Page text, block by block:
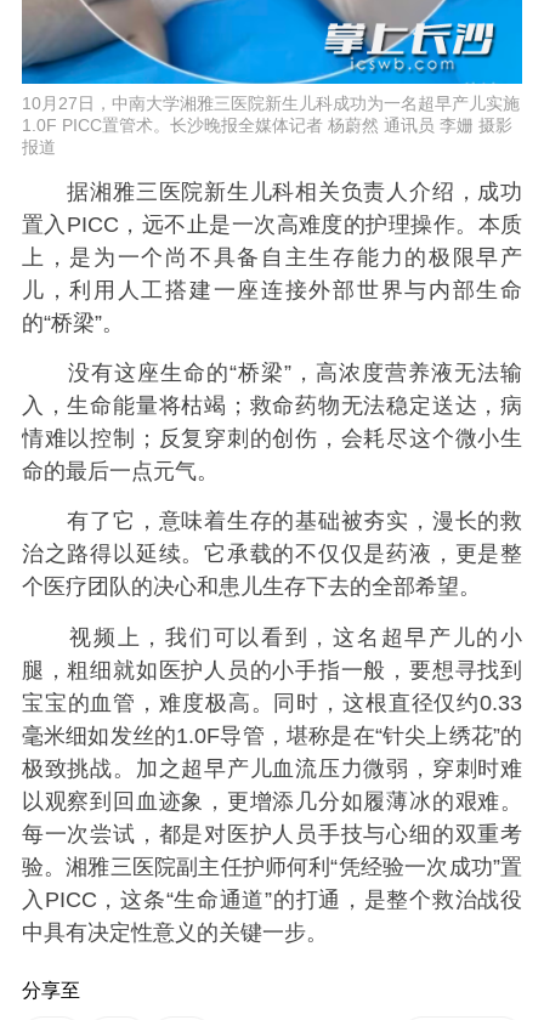
10月27日，中南大学湘雅三医院新生儿科成功为一名超早产儿实施
1.0F PICC置管术。长沙晚报全媒体记者 杨蔚然 通讯员 李姗 摄影
报道
据湘雅三医院新生儿科相关负责人介绍，成功
置入PICC，远不止是一次高难度的护理操作。本质
上，是为一个尚不具备自主生存能力的极限早产
儿，利用人工搭建一座连接外部世界与内部生命
的“桥梁”。
没有这座生命的“桥梁”，高浓度营养液无法输
入，生命能量将枯竭；救命药物无法稳定送达，病
情难以控制；反复穿刺的创伤，会耗尽这个微小生
命的最后一点元气。
有了它，意味着生存的基础被夯实，漫长的救
治之路得以延续。它承载的不仅仅是药液，更是整
个医疗团队的决心和患儿生存下去的全部希望。
视频上，我们可以看到，这名超早产儿的小
腿，粗细就如医护人员的小手指一般，要想寻找到
宝宝的血管，难度极高。同时，这根直径仅约0.33
毫米细如发丝的1.0F导管，堪称是在“针尖上绣花”的
极致挑战。加之超早产儿血流压力微弱，穿刺时难
以观察到回血迹象，更增添几分如履薄冰的艰难。
每一次尝试，都是对医护人员手技与心细的双重考
验。湘雅三医院副主任护师何利“凭经验一次成功”置
入PICC，这条“生命通道”的打通，是整个救治战役
中具有决定性意义的关键一步。
分享至